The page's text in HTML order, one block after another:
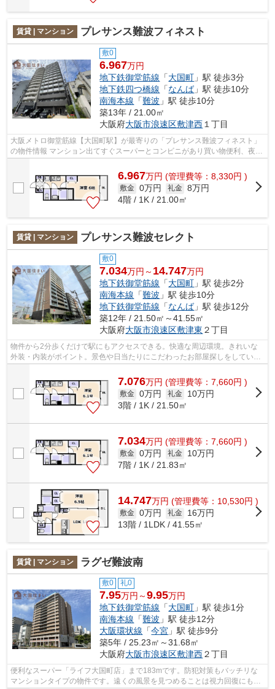
賃貸 | マンション プレサンス難波フィネスト
敷0
6.967万円
地下鉄御堂筋線 「大国町 」駅 徒歩3分
地下鉄四つ橋線 「なんば」駅 徒歩10分
南海本線 「難波 」駅 徒歩10分
築13年 / 21.00㎡
大阪府大阪市浪速区敷津西 １丁目
大阪メトロ御堂筋線【大国町駅】が最寄りの「プレサンス難波フィネスト」
の物件情報 マンション出てすぐスーパーとコンビニがあり買い物便利、夜道
も明るい安心感♪ システムキッチン、...
6.967万円 (管理費等：8,330円 )
敷金 0万円 礼金 8万円
4階 / 1K / 21.00㎡
賃貸 | マンション プレサンス難波セレクト
敷0
7.034万円～ 14.747万円
地下鉄御堂筋線 「大国町 」駅 徒歩2分
南海本線 「難波 」駅 徒歩10分
地下鉄御堂筋線 「なんば」駅 徒歩12分
築12年 / 21.50㎡～41.55㎡
大阪府大阪市浪速区敷津東 ２丁目
物件から2分歩くだけで駅にもアクセスできる。快適な周辺環境。きれいな
外装・内装がポイント。景色や日当たりにこだわったお部屋探しをしている
方にオススメの物件を提供します。RC構...
7.076万円 (管理費等：7,660円 )
敷金 0万円 礼金
10万円
3階 / 1K / 21.50㎡
7.034万円 (管理費等：7,660円 )
敷金 0万円 礼金
10万円
7階 / 1K / 21.83㎡
14.747万円 (管理費等：10,530円 )
敷金 0万円 礼金
16万円
13階 / 1LDK / 41.55㎡
賃貸 | マンション ラグゼ難波南
敷0 礼0
7.95万円～9.95万円
地下鉄御堂筋線 「大国町 」駅 徒歩1分
南海本線 「難波 」駅 徒歩12分
大阪環状線 「今宮 」駅 徒歩9分
築5年 / 25.23㎡～31.68㎡
大阪府大阪市浪速区敷津西２丁目
便利なスーパー「ライフ大国町店」まで183mです。防犯対策もバッチリな
マンションタイプの物件です。遠くの風景を見つめることは視力回復にも繋